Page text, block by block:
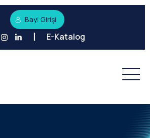
Bayi Girişi
E-Katalog